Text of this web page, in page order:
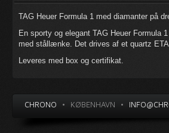
TAG Heuer Formula 1 med diamanter på
En sporty og elegant TAG Heuer Formula
med stållænke. Det drives af et quartz
Leveres med box og certifikat.
CHRONO • KØBENHAVN •